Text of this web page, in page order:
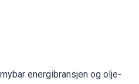
energibransjen og olje-